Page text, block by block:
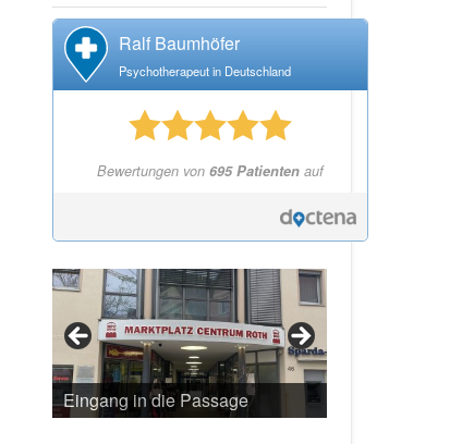
Ralf Baumhöfer
Psychotherapeut in Deutschland
Bewertungen von 695 Patientenauf
Eingang in die Passage